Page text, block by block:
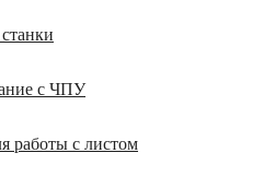
с ЧПУ
работы с листом